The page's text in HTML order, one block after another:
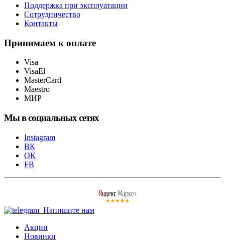
Поддержка при эксплуатации
Сотрудничество
Контакты
Принимаем к оплате
Visa
VisaEl
MasterCard
Maestro
МИР
Мы в социальных сетях
Instagram
ВК
ОК
FB
Напишите нам
Акции
Новинки